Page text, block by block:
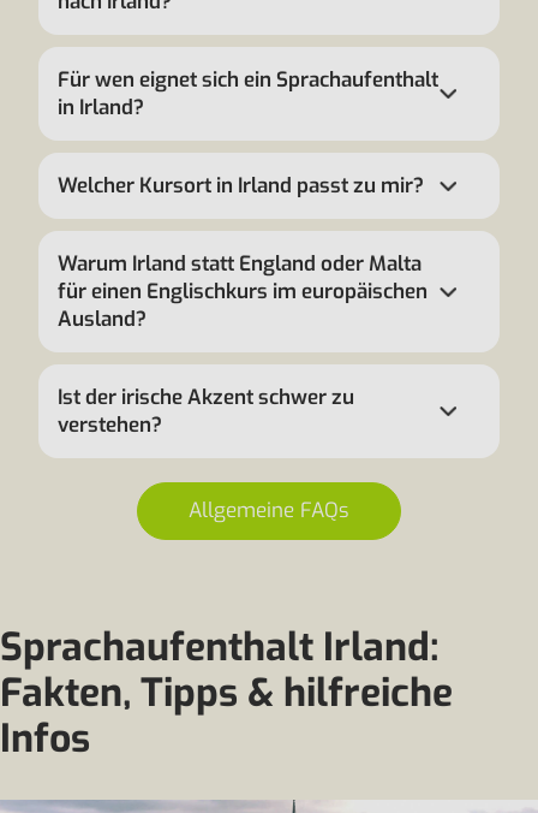
Für wen eignet sich ein Sprachaufenthalt
in Irland?
Welcher Kursort in Irland passt zu mir?
Warum Irland statt England oder Malta
für einen Englischkurs im europäischen
Ausland?
Ist der irische Akzent schwer zu
verstehen?
Allgemeine FAQs
Sprachaufenthalt Irland:
Fakten, Tipps & hilfreiche
Infos